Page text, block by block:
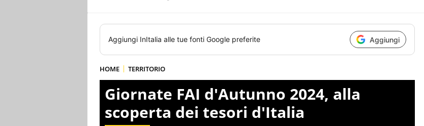
Aggiungi InItalia alle tue fonti Google preferite Aggiungi
HOME TERRITORIO
Giornate FAI d'Autunno 2024, alla
scoperta dei tesori d'Italia